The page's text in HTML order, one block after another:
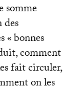
somme
«bonnes
comment
fait circuler,
on les